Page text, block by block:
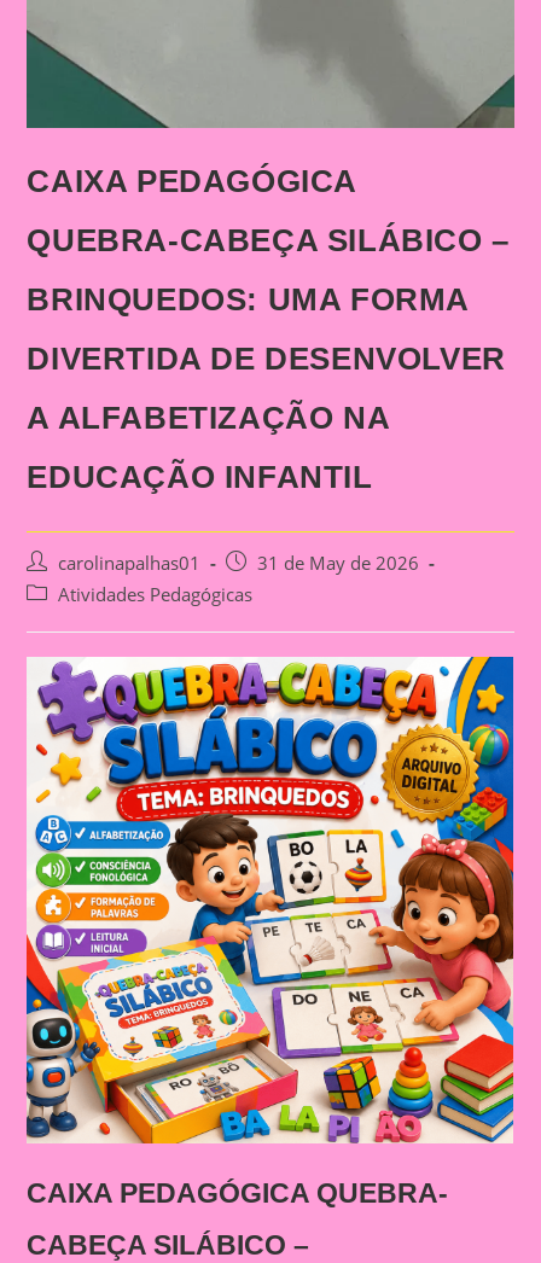
CAIXA PEDAGÓGICA
QUEBRA-CABEÇA SILÁBICO –
BRINQUEDOS: UMA FORMA
DIVERTIDA DE DESENVOLVER
A ALFABETIZAÇÃO NA
EDUCAÇÃO INFANTIL
Post
author:
carolinapalhas01
Post
published:
31 de May de 2026
PostAtividades Pedagógicas
CAIXA PEDAGÓGICA QUEBRA-
CABEÇA SILÁBICO –